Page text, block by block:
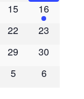
15
16
22
23
29
30
5 6